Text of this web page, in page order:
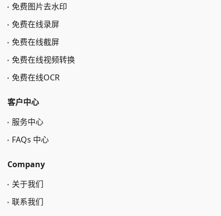
免费图片去水印
免费在线录屏
免费在线截屏
免费在线视频转换
免费在线OCR
客户中心
服务中心
FAQs 中心
Company
关于我们
联系我们